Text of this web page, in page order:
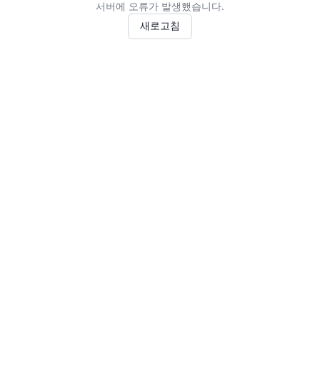
서버에 오류가 발생했습니다.
새로고침